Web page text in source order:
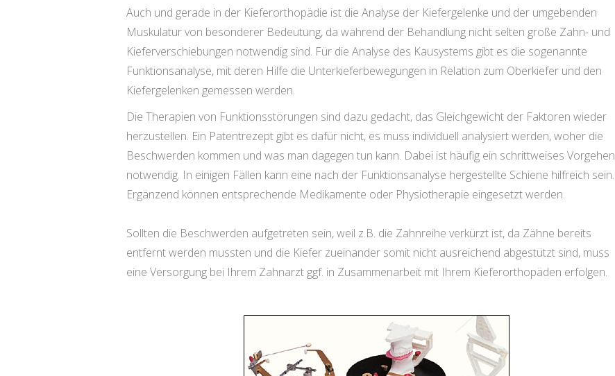
Auch und gerade in der Kieferorthopädie ist die Analyse der Kiefergelenke und der umgebenden
Muskulatur von besonderer Bedeutung, da während der Behandlung nicht selten große Zahn- und
Kieferverschiebungen notwendig sind. Für die Analyse des Kausystems gibt es die sogenannte
Funktionsanalyse, mit deren Hilfe die Unterkieferbewegungen in Relation zum Oberkiefer und den
Kiefergelenken gemessen werden.
Die Therapien von Funktionsstörungen sind dazu gedacht, das Gleichgewicht der Faktoren wieder
herzustellen. Ein Patentrezept gibt es dafür nicht, es muss individuell analysiert werden, woher die
Beschwerden kommen und was man dagegen tun kann. Dabei ist häufig ein schrittweises Vorgehen
notwendig. In einigen Fällen kann eine nach der Funktionsanalyse hergestellte Schiene hilfreich sein.
Ergänzend können entsprechende Medikamente oder Physiotherapie eingesetzt werden.
Sollten die Beschwerden aufgetreten sein, weil z.B. die Zahnreihe verkürzt ist, da Zähne bereits
entfernt werden mussten und die Kiefer zueinander somit nicht ausreichend abgestützt sind, muss
eine Versorgung bei Ihrem Zahnarzt ggf. in Zusammenarbeit mit Ihrem Kieferorthopäden erfolgen.